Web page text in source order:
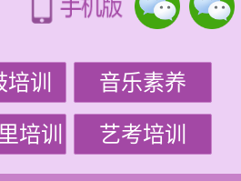
训 音乐素养
培训 艺考培训